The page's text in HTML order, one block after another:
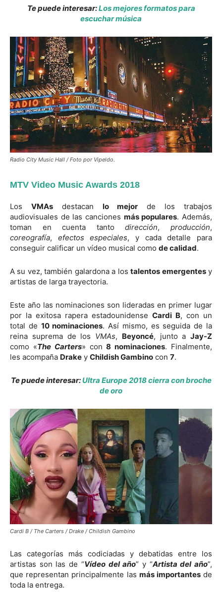
Te puede interesar:Los mejores formatos para
escuchar música
Radio City Music Hall / Foto por Vipeldo.
MTV Video Music Awards 2018
Los VMAsdestacan lo mejor de los trabajos
audiovisuales de las canciones más populares. Además,
toman en cuenta tantodirección,producción,
coreografía, efectos especiales, y cada detalle para
conseguir calificar un vídeo musical como de calidad.
A su vez, también galardona a lostalentos emergentesy
artistas de larga trayectoria.
Este año las nominaciones son lideradas en primer lugar
por la exitosa rapera estadounidense Cardi B, con un
total de 10 nominaciones. Así mismo, es seguida de la
reina suprema de los VMAs, Beyoncé, junto a Jay-Z
como «The Carters» con8 nominaciones. Finalmente,
les acompaña Drake y Childish Gambino con 7.
Te puede interesar: Ultra Europe 2018 cierra con broche
de oro
Cardi B / The Carters / Drake / Childish Gambino
Las categorías más codiciadas y debatidas entre los
artistas son las de “Vídeo del año” y “Artista del año”,
que representan principalmente las más importantesde
toda la entrega.